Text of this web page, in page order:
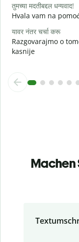
तुमच्या मदतीबद्दल धन्यवाद!
Hvala vam na
यावर नंतर चर्चा करू
Razgovarajmo o
kasnije
Machen